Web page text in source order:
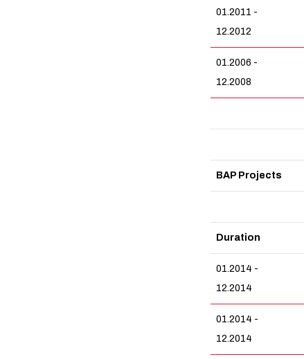
01.2011 -
12.2012
01.2006 -
12.2008
BAP Projects
Duration
01.2014 -
12.2014
01.2014 -
12.2014